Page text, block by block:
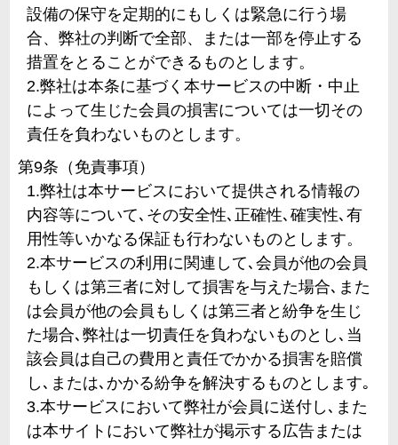
設備の保守を定期的にもしくは緊急に行う場
合、弊社の判断で全部、または一部を停止する
措置をとることができるものとします。
2.弊社は本条に基づく本サービスの中断・中止
によって生じた会員の損害については一切その
責任を負わないものとします。
第9条（免責事項）
1.弊社は本サービスにおいて提供される情報の
内容等について､その安全性､正確性､確実性､有
用性等いかなる保証も行わないものとします。
2.本サービスの利用に関連して､会員が他の会員
もしくは第三者に対して損害を与えた場合､また
は会員が他の会員もしくは第三者と紛争を生じ
た場合､弊社は一切責任を負わないものとし､当
該会員は自己の費用と責任でかかる損害を賠償
し､または､かかる紛争を解決するものとします｡
3.本サービスにおいて弊社が会員に送付し､また
は本サイトにおいて弊社が掲示する広告または